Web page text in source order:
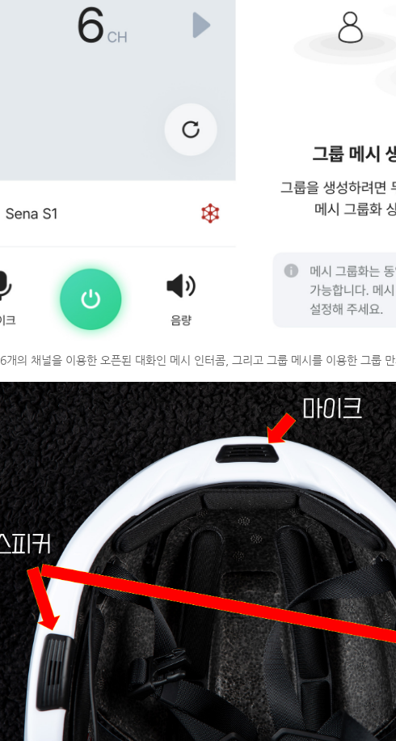
6개의 채널을 이용한 오픈된 대화인 메시 인터콤, 그리고 그룹 메시를 이용한 그룹